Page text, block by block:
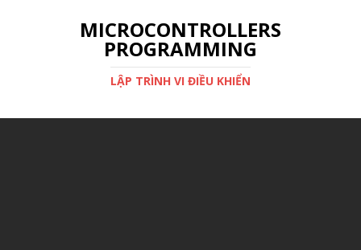
MICROCONTROLLERS
PROGRAMMING
LẬP TRÌNH VI ĐIỀU KHIỂN